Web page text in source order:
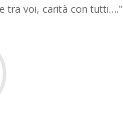
tra voi, carità con tutti….”